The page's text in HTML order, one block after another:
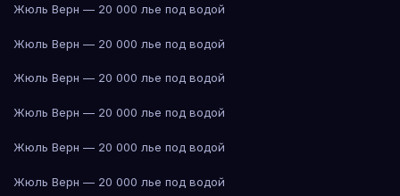
Жюль Верн — 20 000 лье под водой
Жюль Верн — 20 000 лье под водой
Жюль Верн — 20 000 лье под водой
Жюль Верн — 20 000 лье под водой
Жюль Верн — 20 000 лье под водой
Жюль Верн — 20 000 лье под водой